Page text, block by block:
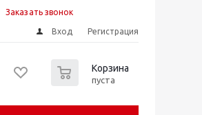
Заказать звонок
Вход Регистрация
Корзина
пуста